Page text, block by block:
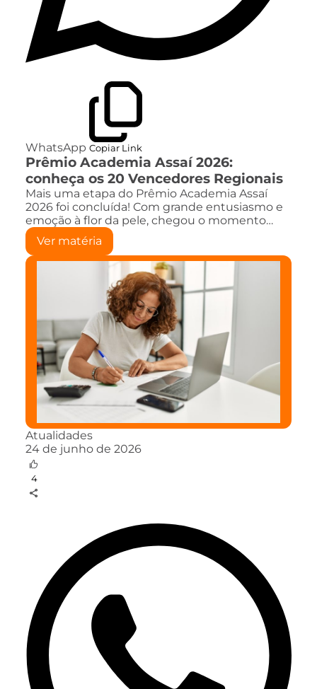
WhatsApp Copiar Link
Prêmio Academia Assaí 2026:
conheça os 20 Vencedores Regionais
Mais uma etapa do Prêmio Academia Assaí
2026 foi concluída! Com grande entusiasmo e
emoção à flor da pele, chegou o momento…
Ver matéria
Atualidades
24 de junho de 2026
4